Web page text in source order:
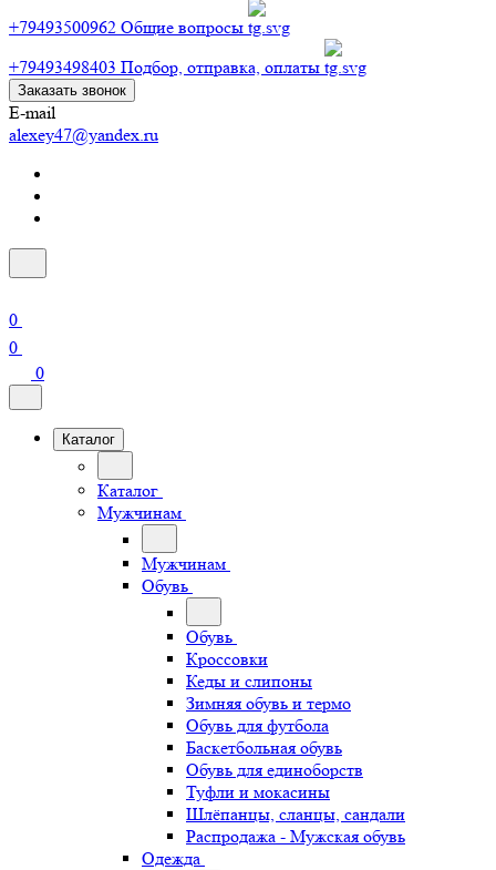
+79493500962 Общие вопросы
+79493498403 Подбор, отправка, оплаты
Заказать звонок
E-mail
alexey47@yandex.ru
0
0
0
Каталог
Каталог
Мужчинам
Мужчинам
Обувь
Обувь
Кроссовки
Кеды и слипоны
Зимняя обувь и термо
Обувь для футбола
Баскетбольная обувь
Обувь для единоборств
Туфли и мокасины
Шлёпанцы, сланцы, сандали
Распродажа - Мужская обувь
Одежда